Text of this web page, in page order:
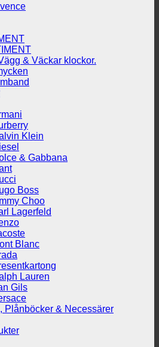
& Väckar klockor.
Klein
& Gabbana
Boss
Choo
Lagerfeld
Blanc
Lauren
Gils
Plånböcker & Necessärer